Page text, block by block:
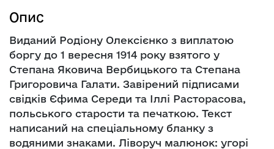
Опис
Виданий Родіону Олексієнко з виплатою
боргу до 1 вересня 1914 року взятого у
Степана Яковича Вербицького та Степана
Григоровича Галати. Завірений підписами
свідків Єфима Середи та Іллі Расторасова,
польського старости та печаткою. Текст
написаний на спеціальному бланку з
водяними знаками. Ліворуч малюнок: угорі